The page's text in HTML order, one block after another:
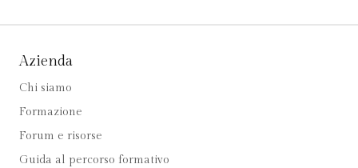
Azienda
Chi siamo
Formazione
Forum e risorse
Guida al percorso formativo